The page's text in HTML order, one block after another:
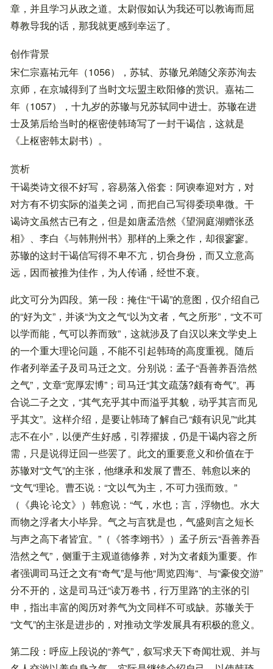
章，并且学习从政之道。太尉假如认为我还可以教诲而屈
尊教导我的话，那我就更感到幸运了。
创作背景
宋仁宗嘉祐元年（1056），苏轼、苏辙兄弟随父亲苏洵去
京师，在京城得到了当时文坛盟主欧阳修的赏识。嘉祐二
年（1057），十九岁的苏辙与兄苏轼同中进士。苏辙在进
士及第后给当时的枢密使韩琦写了一封干谒信，这就是
《上枢密韩太尉书）。
赏析
干谒类诗文很不好写，容易落入俗套：阿谀奉迎对方，对
对方有不切实际的溢美之词，而把自己写得委琐卑微。干
谒诗文虽然古已有之，但是如唐孟浩然《望洞庭湖赠张丞
相》、李白《与韩荆州书》那样的上乘之作，却很寥寥。
苏辙的这封干谒信写得不卑不亢，切合身份，而又立意高
远，因而被推为佳作，为人传诵，经世不衰。
此文可分为四段。第一段：掩住“干谒”的意图，仅介绍自己
的“好为文”，并谈“为文之气“以为文者，气之所形”，“文不可
以学而能，气可以养而致”，这就涉及了自汉以来文学史上
的一个重大理论问题，不能不引起韩琦的高度重视。随后
作者列举孟子及司马迁之文。分别说：孟子“吾善养吾浩然
之气”，文章“宽厚宏博”；司马迁“其文疏荡?颇有奇气”。再
合说二子之文，“其气充乎其中而溢乎其貌，动乎其言而见
乎其文”。这样介绍，是要让韩琦了解自己“颇有识见”“此其
志不在小”，以便产生好感，引荐擢拔，仍是干谒内容之所
需，只是说得迂回一些罢了。此文的重要意义和价值在于
苏辙对“文气”的主张，他继承和发展了曹丕、韩愈以来的
“文气”理论。曹丕说：“文以气为主，不可力强而致。”
（《典论·论文》）韩愈说：“气，水也；言，浮物也。水大
而物之浮者大小毕异。气之与言犹是也，气盛则言之短长
与声之高下者皆宜。”（《答李翊书》）孟子所云“吾善养吾
浩然之气”，侧重于主观道德修养，对为文者颇为重要。作
者强调司马迁之文有“奇气”是与他“周览四海“、与“豪俊交游”
分不开的，这是司马迁“读万卷书，行万里路”的主张的引
申，指出丰富的阅历对养气为文同样不可或缺。苏辙关于
“文气”的主张是进步的，对推动文学发展具有积极的意义。
第二段：呼应上段说的“养气”，叙写求天下奇闻壮观、并与